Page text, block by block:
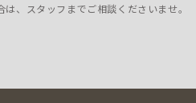
、スタッフまでご相談くださいませ。